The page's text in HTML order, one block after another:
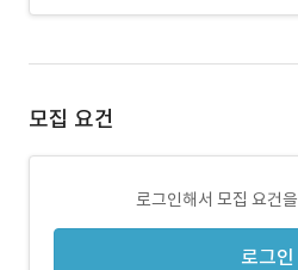
모집 요건
로그인해서 모집 요건
로그인